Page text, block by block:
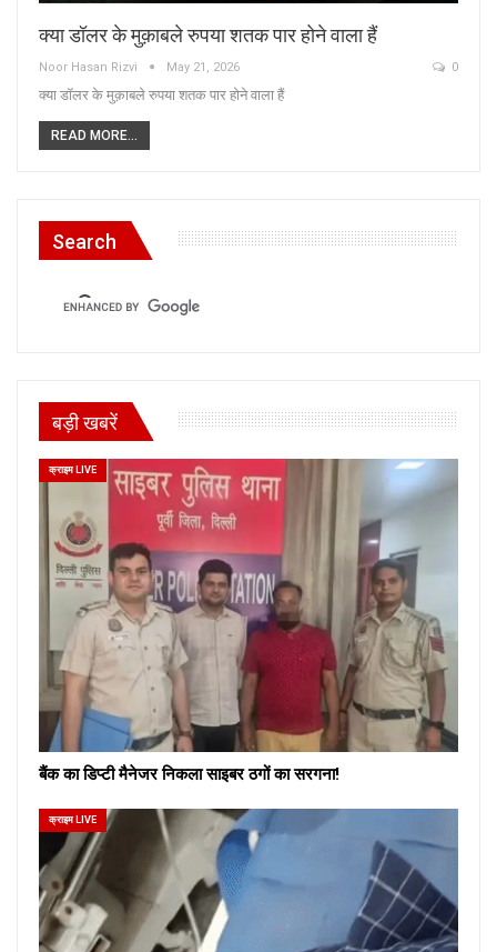
क्या डॉलर के मुक़ाबले रुपया शतक पार होने वाला हैं
Noor Hasan Rizvi May 21, 2026 0
क्या डॉलर के मुक़ाबले रुपया शतक पार होने वाला हैं
READ MORE...
Search
बड़ी खबरें
क्राइम LIVE
बैंक का डिप्टी मैनेजर निकला साइबर ठगों का सरगना!
क्राइम LIVE